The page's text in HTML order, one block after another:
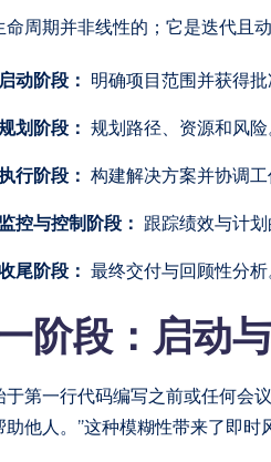
命周期并非线性的；它是迭代且
启动阶段： 明确项目范围并获得批
划阶段： 规划路径、资源和风险
行阶段： 构建解决方案并协调工
监控与控制阶段： 跟踪绩效与计划
尾阶段： 最终交付与回顾性分析
阶段：启动
于第一行代码编写之前或任何会
助他人。”这种模糊性带来了即时